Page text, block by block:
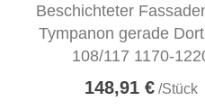
Beschichteter
Tympanon gerade
108/117 1170-
148,91 € /Stück